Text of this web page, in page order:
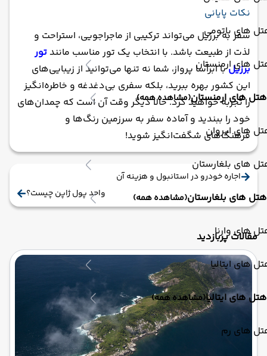
های باتومی
های ارمنستان
هتل های ارمنستان(مشاهده همه)
های ایروان
های بلغارستان
هتل های بلغارستان(مشاهده همه)
های وارنا
های ایتالیا
هتل های ایتالیا(مشاهده همه)
های رم
نکات پایانی
سفر به برزیل می‌تواند ترکیبی از ماجراجویی، استراحت و
لذت از طبیعت باشد. با انتخاب یک تور مناسب مانندتور
برزیلبا ابرآسا پرواز، شما نه تنها می‌توانید از زیبایی‌های
این کشور بهره ببرید، بلکه سفری بی‌دغدغه و خاطره‌انگیز
را تجربه خواهید کرد. حالا دیگر وقت آن است که چمدان‌های
خود را ببندید و آماده سفر به سرزمین رنگ‌ها و
فرهنگ‌های شگفت‌انگیز شوید!
اجاره خودرو در استانبول و هزینه آن
واحد پول ژاپن چیست؟
مقالات پربازدید